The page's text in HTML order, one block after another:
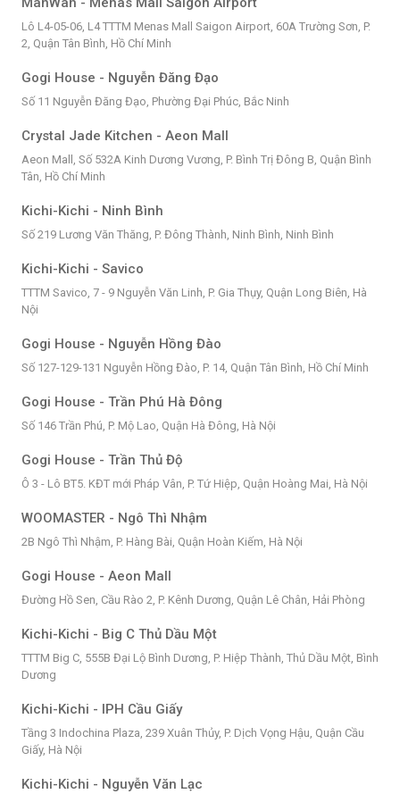
Lô L4-05-06, L4 TTTM Menas Mall Saigon Airport, 60A Trường Sơn, P.
2, Quận Tân Bình, Hồ Chí Minh
Gogi House - Nguyễn Đăng Đạo
Số 11 Nguyễn Đăng Đạo, Phường Đại Phúc, Bắc Ninh
Crystal Jade Kitchen - Aeon Mall
Aeon Mall, Số 532A Kinh Dương Vương, P. Bình Trị Đông B, Quận Bình
Tân, Hồ Chí Minh
Kichi-Kichi - Ninh Bình
Số 219 Lương Văn Thăng, P. Đông Thành, Ninh Bình, Ninh Bình
Kichi-Kichi - Savico
TTTM Savico, 7 - 9 Nguyễn Văn Linh, P. Gia Thụy, Quận Long Biên, Hà
Nội
Gogi House - Nguyễn Hồng Đào
Số 127-129-131 Nguyễn Hồng Đào, P. 14, Quận Tân Bình, Hồ Chí Minh
Gogi House - Trần Phú Hà Đông
Số 146 Trần Phú, P. Mộ Lao, Quận Hà Đông, Hà Nội
Gogi House - Trần Thủ Độ
Ô 3 - Lô BT5. KĐT mới Pháp Vân, P. Tứ Hiệp, Quận Hoàng Mai, Hà Nội
WOOMASTER - Ngô Thì Nhậm
2B Ngô Thì Nhậm, P. Hàng Bài, Quận Hoàn Kiếm, Hà Nội
Gogi House - Aeon Mall
Đường Hồ Sen, Cầu Rào 2, P. Kênh Dương, Quận Lê Chân, Hải Phòng
Kichi-Kichi - Big C Thủ Dầu Một
TTTM Big C, 555B Đại Lộ Bình Dương, P. Hiệp Thành, Thủ Dầu Một, Bình
Dương
Kichi-Kichi - IPH Cầu Giấy
Tầng 3 Indochina Plaza, 239 Xuân Thủy, P. Dịch Vọng Hậu, Quận Cầu
Giấy, Hà Nội
Kichi-Kichi - Nguyễn Văn Lạc